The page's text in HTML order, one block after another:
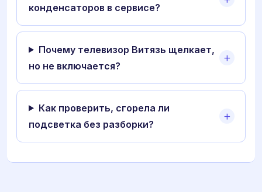
конденсаторов в сервисе?
Почему телевизор Витязь щелкает,
но не включается?
Как проверить, сгорела ли
подсветка без разборки?